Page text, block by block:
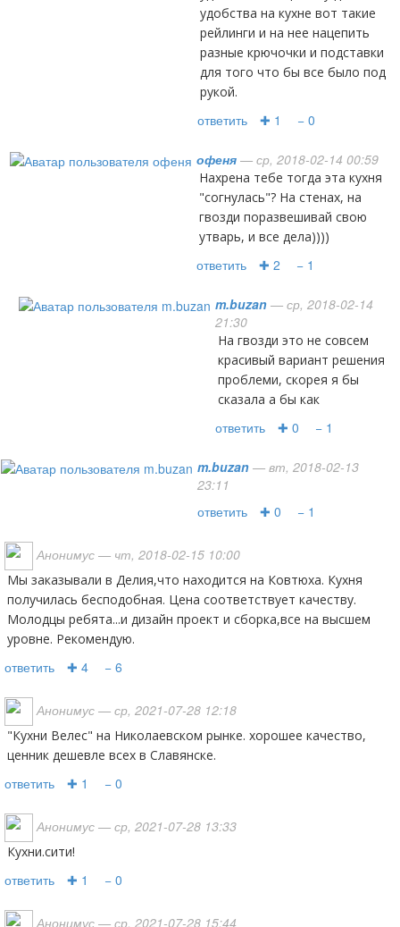
удобства на кухне вот такие
рейлинги и на нее нацепить
разные крючочки и подставки
для того что бы все было под
рукой.
ответить ✚ 1 − 0
офеня — ср, 2018-02-14 00:59
Нахрена тебе тогда эта кухня
"согнулась"? На стенах, на
гвозди поразвешивай свою
утварь, и все дела))))
ответить ✚ 2 − 1
m.buzan — ср, 2018-02-14
21:30
на гвозди это не совсем
красивый вариант решения
проблеми, скорея я бы
сказала а бы как
ответить ✚ 0 − 1
m.buzan — вт, 2018-02-13
23:11
ответить
✚ 0 − 1
Анонимус — чт, 2018-02-15 10:00
Мы заказывали в Делия,что находится на Ковтюха. Кухня
получилась бесподобная. Цена соответствует качеству.
Молодцы ребята...и дизайн проект и сборка,все на высшем
уровне. Рекомендую.
ответить ✚ 4 − 6
Анонимус — ср, 2021-07-28 12:18
"Кухни Велес" на Николаевском рынке. хорошее качество,
ценник дешевле всех в Славянске.
ответить ✚ 1 − 0
Анонимус — ср, 2021-07-28 13:33
Кухни.сити!
ответить ✚ 1 − 0
Анонимус — ср, 2021-07-28 15:44